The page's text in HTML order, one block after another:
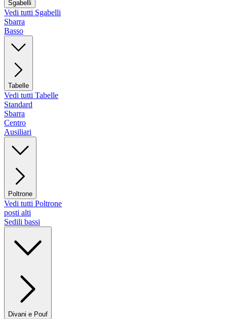
Sgabelli
Vedi tutti Sgabelli
Sbarra
Basso
Tabelle
Vedi tutti Tabelle
Standard
Sbarra
Centro
Ausiliari
Poltrone
Vedi tutti Poltrone
posti alti
Sedili bassi
Divani e Pouf